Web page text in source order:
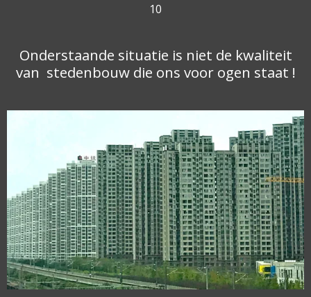
10
Onderstaande situatie is niet de kwaliteit
van stedenbouw die ons voor ogen staat !